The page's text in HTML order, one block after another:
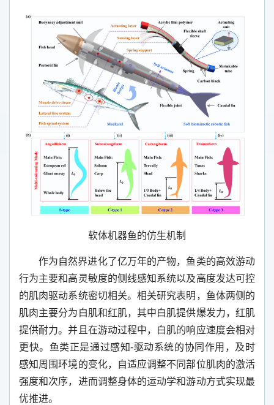
软体机器鱼的仿生机制
作为自然界进化了亿万年的产物，鱼类的高效游动
行为主要和高灵敏度的侧线感知系统以及高度发达可控
的肌肉驱动系统密切相关。相关研究表明，鱼体两侧的
肌肉主要分为白肌和红肌，其中白肌提供爆发力，红肌
提供耐力。并且在游动过程中，白肌的响应速度会相对
更快。鱼类正是通过感知-驱动系统的协同作用，及时
感知周围环境的变化，自适应调整不同部位肌肉的激活
强度和次序，进而调整身体的运动学和游动方式实现最
优推进。